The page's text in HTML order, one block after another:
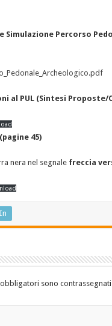
Simulazione Percorso
al PUL (Sintesi Proposte/
45)
nera nel segnale freccia
sono contrassegnati